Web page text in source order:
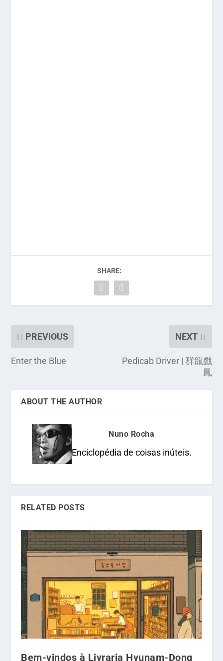
SHARE:
PREVIOUS
Enter the Blue
NEXT
Pedicab Driver | 群龍戲
鳳
ABOUT THE AUTHOR
Nuno Rocha
Enciclopédia de coisas inúteis.
RELATED POSTS
Bem-vindos à Livraria Hyunam-Dong